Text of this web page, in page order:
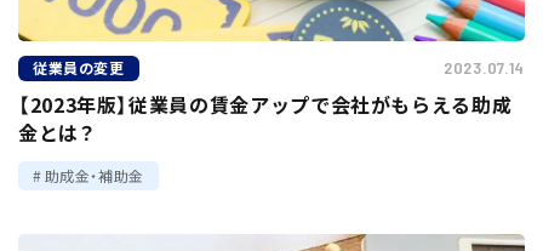
従業員の変更 2023.07.14
【2023年版】従業員の賃金アップで会社がもらえる助成
金とは？
助成金・補助金